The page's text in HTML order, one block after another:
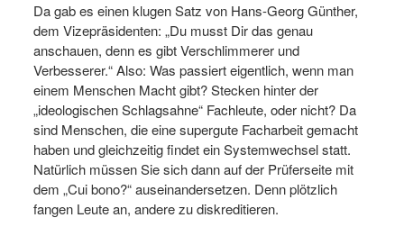
Da gab es einen klugen Satz von Hans-Georg Günther,
dem Vizepräsidenten: „Du musst Dir das genau
anschauen, denn es gibt Verschlimmerer und
Verbesserer.“ Also: Was passiert eigentlich, wenn man
einem Menschen Macht gibt? Stecken hinter der
„ideologischen Schlagsahne“ Fachleute, oder nicht? Da
sind Menschen, die eine supergute Facharbeit gemacht
haben und gleichzeitig findet ein Systemwechsel statt.
Natürlich müssen Sie sich dann auf der Prüferseite mit
dem „Cui bono?“ auseinandersetzen. Denn plötzlich
fangen Leute an, andere zu diskreditieren.